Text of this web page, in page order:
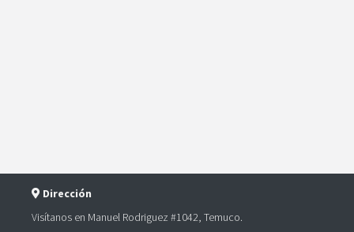
Dirección
Visítanos en Manuel Rodriguez #1042, Temuco.